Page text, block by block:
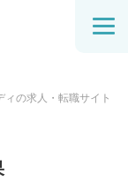
の求人・転職サイト